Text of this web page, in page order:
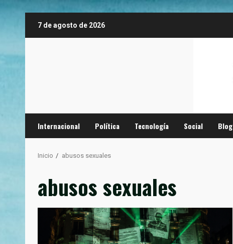
7 de agosto de 2026
Internacional Política Tecnología Social Blog
Inicio abusos sexuales
abusos sexuales